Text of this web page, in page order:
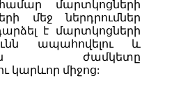
մարտկոցների
մեջ ներդրումներ
է մարտկոցների
ապահովելու և
ժամկետը
կարևոր միջոց: